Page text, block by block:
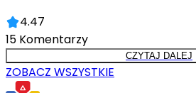
4.47
15 Komentarzy
CZYTAJ DALEJ
ZOBACZ WSZYSTKIE